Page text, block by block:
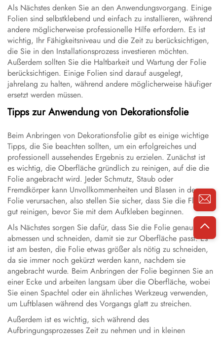
Als Nächstes denken Sie an den Anwendungsvorgang. Einige
Folien sind selbstklebend und einfach zu installieren, während
andere möglicherweise professionelle Hilfe erfordern. Es ist
wichtig, Ihr Fähigkeitsniveau und die Zeit zu berücksichtigen,
die Sie in den Installationsprozess investieren möchten.
Außerdem sollten Sie die Haltbarkeit und Wartung der Folie
berücksichtigen. Einige Folien sind darauf ausgelegt,
jahrelang zu halten, während andere möglicherweise häufiger
ersetzt werden müssen.
Tipps zur Anwendung von Dekorationsfolie
Beim Anbringen von Dekorationsfolie gibt es einige wichtige
Tipps, die Sie beachten sollten, um ein erfolgreiches und
professionell aussehendes Ergebnis zu erzielen. Zunächst ist
es wichtig, die Oberfläche gründlich zu reinigen, auf die die
Folie angebracht wird. Jeder Schmutz, Staub oder
Fremdkörper kann Unvollkommenheiten und Blasen in der
Folie verursachen, also stellen Sie sicher, dass Sie die Fläche
gut reinigen, bevor Sie mit dem Aufkleben beginnen.
Als Nächstes sorgen Sie dafür, dass Sie die Folie genau
abmessen und schneiden, damit sie zur Oberfläche passt. Es
ist am besten, die Folie etwas größer als nötig zu schneiden,
da sie immer noch gekürzt werden kann, nachdem sie
angebracht wurde. Beim Anbringen der Folie beginnen Sie an
einer Ecke und arbeiten langsam über die Oberfläche, wobei
Sie einen Spachtel oder ein ähnliches Werkzeug verwenden,
um Luftblasen während des Vorgangs glatt zu streichen.
Außerdem ist es wichtig, sich während des
Aufbringungsprozesses Zeit zu nehmen und in kleinen